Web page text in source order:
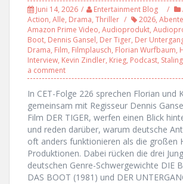
Juni 14, 2026 Entertainment Blog
Action, Alle, Drama, Thriller 2026,
Amazon Prime Video, Audioprodukt,
Boot, Dennis Gansel, Der Tiger, Der
Drama, Film, Filmplausch, Florian Wurfbaum,
Interview, Kevin Zindler, Krieg, Podcast,
a comment
In CET-Folge 226 sprechen Florian und
gemeinsam mit Regisseur Dennis
Film DER TIGER, werfen einen Blick
und reden darüber, warum deutsche
oft anders funktionieren als die großen
Produktionen. Dabei rücken die drei
deutschen Genre-Schwergewichte DIE
DAS BOOT (1981) und DER